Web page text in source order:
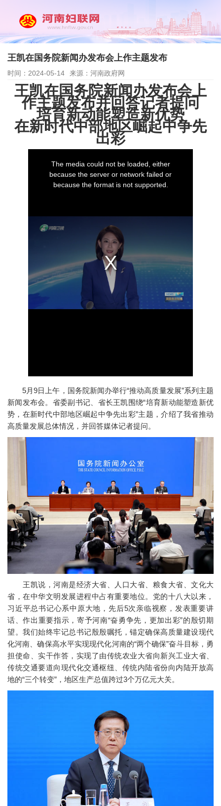
王凯在国务院新闻办发布会上作主题发布
时间：2024-05-14 来源：河南政府网
王凯在国务院新闻办发布会上
作主题发布并回答记者提问
培育新动能塑造新优势
在新时代中部地区崛起中争先
出彩
5月9日上午，国务院新闻办举行“推动高质量发展”系列主题
新闻发布会。省委副书记、省长王凯围绕“培育新动能塑造新优
势，在新时代中部地区崛起中争先出彩”主题，介绍了我省推动
高质量发展总体情况，并回答媒体记者提问。
王凯说，河南是经济大省、人口大省、粮食大省、文化大
省，在中华文明发展进程中占有重要地位。党的十八大以来，
习近平总书记心系中原大地，先后5次亲临视察，发表重要讲
话、作出重要指示，寄予河南“奋勇争先，更加出彩”的殷切期
望。我们始终牢记总书记殷殷嘱托，锚定确保高质量建设现代
化河南、确保高水平实现现代化河南的“两个确保”奋斗目标，勇
担使命、实干作答，实现了由传统农业大省向新兴工业大省、
传统交通要道向现代化交通枢纽、传统内陆省份向内陆开放高
地的“三个转变”，地区生产总值跨过3个万亿元大关。